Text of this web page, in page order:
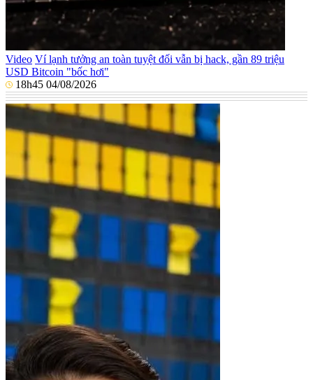
Video Ví lạnh tưởng an toàn tuyệt đối vẫn bị hack, gần 89 triệu
USD Bitcoin "bốc hơi"
18h45 04/08/2026